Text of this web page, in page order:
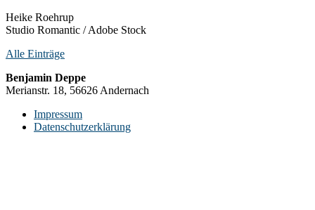
Heike Roehrup
Studio Romantic / Adobe Stock
Alle Einträge
Benjamin Deppe
Merianstr. 18, 56626 Andernach
Impressum
Datenschutzerklärung